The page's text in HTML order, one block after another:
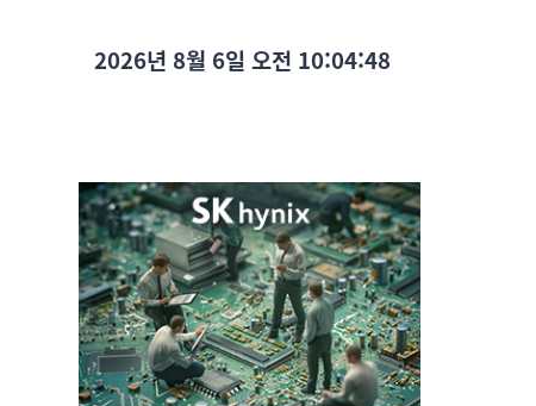
2026년 8월 6일 오전 10:04:49